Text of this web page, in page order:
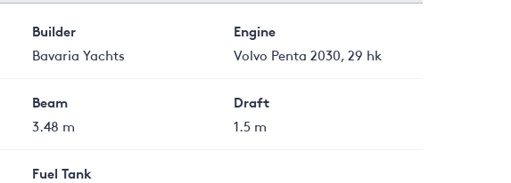
Builder
Bavaria Yachts
Engine
Volvo Penta 2030, 29 hk
Beam
3.48 m
Draft
1.5 m
Fuel Tank